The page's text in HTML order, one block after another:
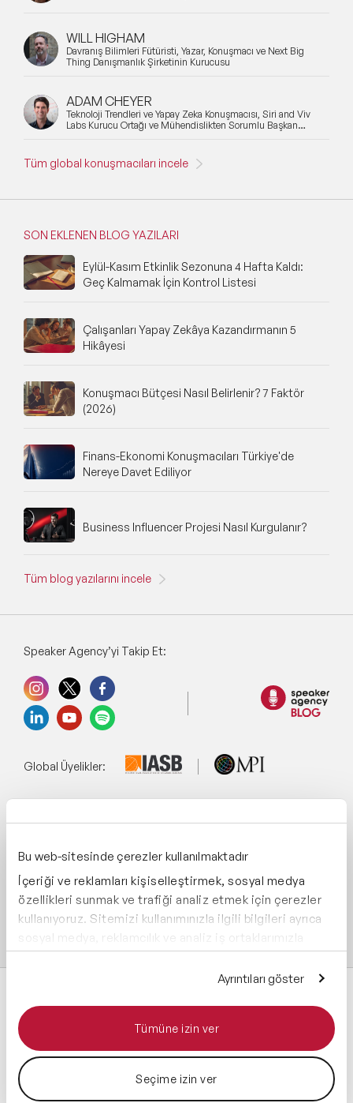
Bu web-sitesinde çerezler kullanılmaktadır
İçeriği ve reklamları kişiselleştirmek, sosyal medya
özellikleri sunmak ve trafiği analiz etmek için çerezler
kullanıyoruz. Sitemizi kullanımınızla ilgili bilgileri ayrıca
sosyal medya, reklamcılık ve analiz iş ortaklarımızla
paylaşabiliriz. İş ortaklarımız, bu bilgileri kendilerine
sağladığınız veya hizmetlerini kullanırken topladıkları
Ayrıntıları göster
Tümüne izin ver
Seçime izin ver
WILL HIGHAM
Davranış Bilimleri Fütüristi, Yazar, Konuşmacı ve Next Big
Thing Danışmanlık Şirketinin Kurucusu
ADAM CHEYER
Teknoloji Trendleri ve Yapay Zeka Konuşmacısı, Siri and Viv
Labs Kurucu Ortağı ve Mühendislikten Sorumlu Başkan
Tüm global konuşmacıları incele
SON EKLENEN BLOG YAZILARI
Eylül-Kasım Etkinlik Sezonuna 4 Hafta Kaldı:
Geç Kalmamak İçin Kontrol Listesi
Çalışanları Yapay Zekâya Kazandırmanın 5
Hikâyesi
Konuşmacı Bütçesi Nasıl Belirlenir? 7 Faktör
(2026)
Finans-Ekonomi Konuşmacıları Türkiye'de
Nereye Davet Ediliyor
Business Influencer Projesi Nasıl Kurgulanır?
Tüm blog yazılarını incele
Speaker Agency’yi Takip Et:
Global Üyelikler:
Destekliyoruz:
Tüm hakları saklıdır 2026 © Speaker Agency